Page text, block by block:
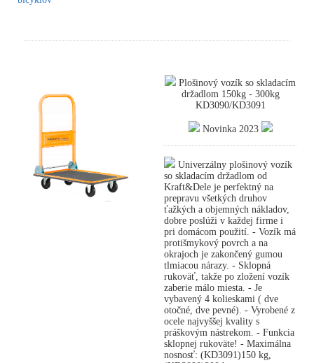
Plošinový vozík so skladacím
držadlom 150kg - 300kg
KD3090/KD3091
Novinka 2023
Univerzálny plošinový vozík
so skladacím držadlom od
Kraft&Dele je perfektný na
prepravu všetkých druhov
ťažkých a objemných nákladov,
dobre poslúži v každej firme i
pri domácom použití. - Vozík má
protišmykový povrch a na
okrajoch je zakončený gumou
tlmiacou nárazy. - Sklopná
rukoväť, takže po zložení vozík
zaberie málo miesta. - Je
vybavený 4 kolieskami ( dve
otočné, dve pevné). - Vyrobené z
ocele najvyššej kvality s
práškovým nástrekom. - Funkcia
sklopnej rukoväte! - Maximálna
nosnosť: (KD3091)150 kg,